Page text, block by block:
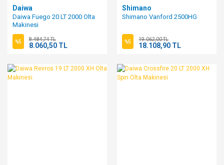
Daiwa
Daiwa Fuego 20 LT 2000 Olta
Makinesi
%5 8.484,74 TL
8.060,50 TL
Shimano
Shimano Vanford 2500HG
%5 19.062,00 TL
18.108,90 TL